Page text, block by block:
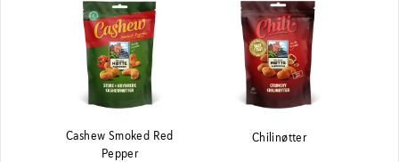
Cashew Smoked Red
Pepper
Chilinøtter